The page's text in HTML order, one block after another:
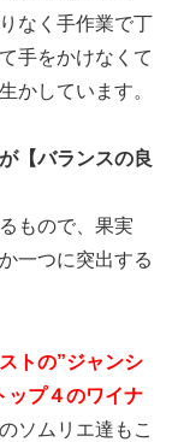
なく手作業で丁
手をかけなくて
かしています。
【バランスの良
もので、果実
一つに突出する
トの”ジャンシ
ップ４のワイナ
ソムリエ達もこ